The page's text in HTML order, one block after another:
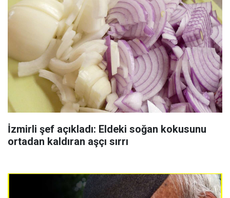
İzmirli şef açıkladı: Eldeki soğan kokusunu
ortadan kaldıran aşçı sırrı